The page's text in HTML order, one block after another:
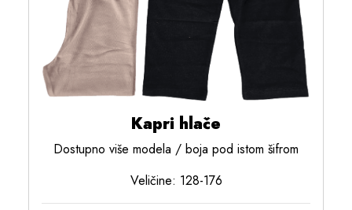
Kapri hlače
Dostupno više modela / boja pod istom šifrom
Veličine: 128-176